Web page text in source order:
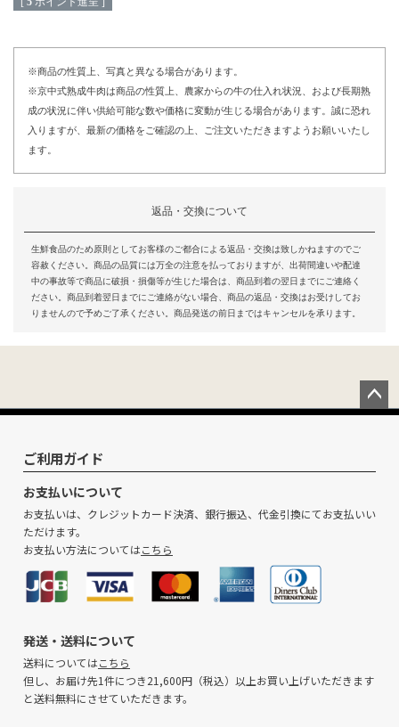
※商品の性質上、写真と異なる場合があります。
※京中式熟成牛肉は商品の性質上、農家からの牛の仕入れ状況、および長期熟
成の状況に伴い供給可能な数や価格に変動が生じる場合があります。誠に恐れ
入りますが、最新の価格をご確認の上、ご注文いただきますようお願いいたし
ます。
返品・交換について
生鮮食品のため原則としてお客様のご都合による返品・交換は致しかねますのでご
容赦ください。商品の品質には万全の注意を払っておりますが、出荷間違いや配達
中の事故等で商品に破損・損傷等が生じた場合は、商品到着の翌日までにご連絡く
ださい。商品到着翌日までにご連絡がない場合、商品の返品・交換はお受けしてお
りませんので予めご了承ください。商品発送の前日まではキャンセルを承ります。
ペー
へ
ご利用ガイド
お支払いについて
お支払いは、クレジットカード決済、銀行振込、代金引換にてお支払いい
ただけます。
お支払い方法についてはこちら
発送・送料について
送料についてはこちら
但し、お届け先1件につき21,600円（税込）以上お買い上げいただきます
と送料無料にさせていただきます。